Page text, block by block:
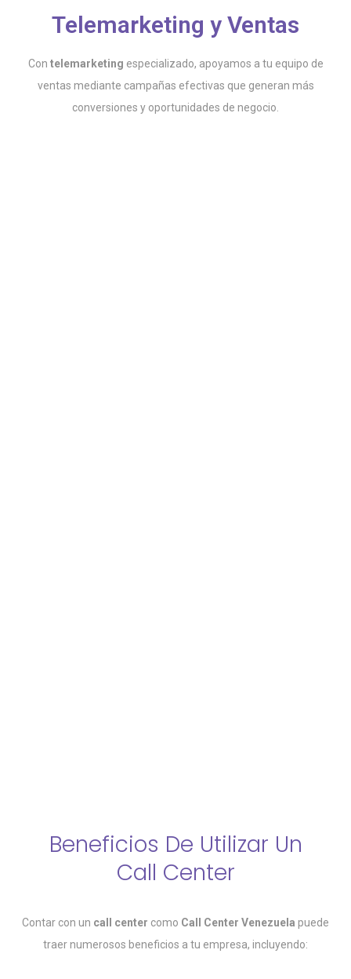
Telemarketing y Ventas
Con telemarketing especializado, apoyamos a tu equipo de
ventas mediante campañas efectivas que generan más
conversiones y oportunidades de negocio.
Beneficios De Utilizar Un
Call Center
Contar con un call center como Call Center Venezuela puede
traer numerosos beneficios a tu empresa, incluyendo: